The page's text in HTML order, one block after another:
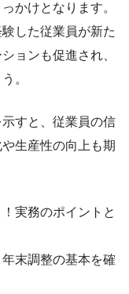
かけとなります。
した従業員が新た
ョンも促進され、
。
すと、従業員の信
生産性の向上も期
実務のポイントと
末調整の基本を確